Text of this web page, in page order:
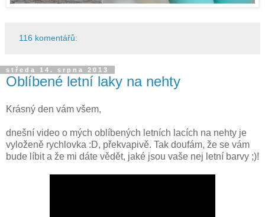
116 komentářů:
středa 14. srpna 2013
Oblíbené letní laky na nehty
Krásný den vám všem,
dnešní video o mých oblíbených letních lacích na nehty je
vyloženě rychlovka :D, překvapivě. Tak doufám, že se vám
bude líbit a že mi dáte vědět, jaké jsou vaše nej letní barvy ;)!